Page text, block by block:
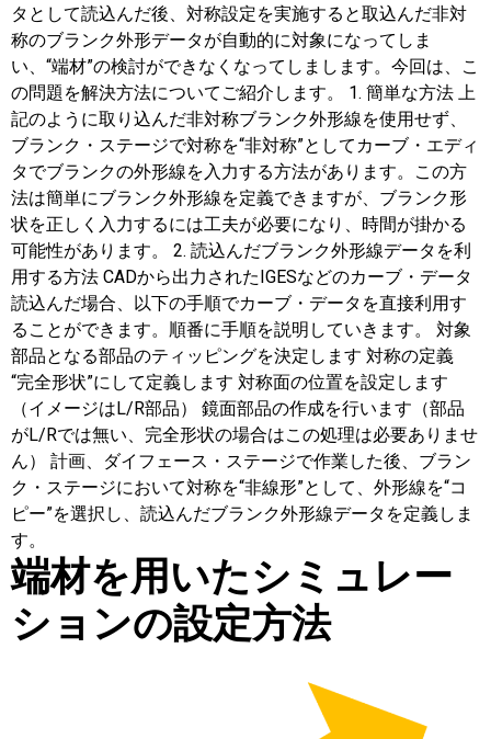
タとして読込んだ後、対称設定を実施すると取込んだ非対
称のブランク外形データが自動的に対象になってしま
い、“端材”の検討ができなくなってしまします。今回は、こ
の問題を解決方法についてご紹介します。 1. 簡単な方法 上
記のように取り込んだ非対称ブランク外形線を使用せず、
ブランク・ステージで対称を“非対称”としてカーブ・エディ
タでブランクの外形線を入力する方法があります。この方
法は簡単にブランク外形線を定義できますが、ブランク形
状を正しく入力するには工夫が必要になり、時間が掛かる
可能性があります。 2. 読込んだブランク外形線データを利
用する方法 CADから出力されたIGESなどのカーブ・データ
読込んだ場合、以下の手順でカーブ・データを直接利用す
ることができます。順番に手順を説明していきます。 対象
部品となる部品のティッピングを決定します 対称の定義
“完全形状”にして定義します 対称面の位置を設定します
（イメージはL/R部品） 鏡面部品の作成を行います（部品
がL/Rでは無い、完全形状の場合はこの処理は必要ありませ
ん） 計画、ダイフェース・ステージで作業した後、ブラン
ク・ステージにおいて対称を“非線形”として、外形線を“コ
ピー”を選択し、読込んだブランク外形線データを定義しま
す。
端材を用いたシミュレー
ションの設定方法